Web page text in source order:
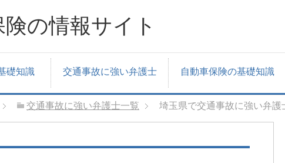
の情報サイト
礎知識 交通事故に強い弁護士 自動車保険の基礎知識
交通事故に強い弁護士一覧 埼玉県で交通事故に強い弁